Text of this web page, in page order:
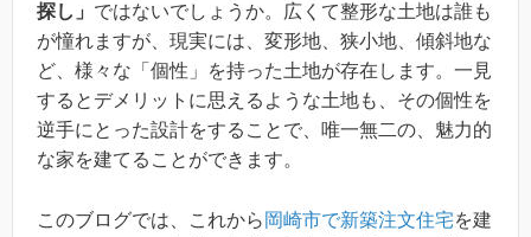
探し」 ではないでしょうか。広くて整形な土地は誰も
が憧れますが、現実には、変形地、狭小地、傾斜地な
ど、様々な「個性」を持った土地が存在します。一見
するとデメリットに思えるような土地も、その個性を
逆手にとった設計をすることで、唯一無二の、魅力的
な家を建てることができます。
このブログでは、これから 岡崎市で新築注文住宅を建